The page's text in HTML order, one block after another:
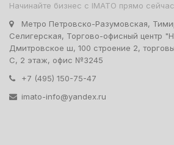
Начинайте бизнес с IMATO прямо
Метро Петровско-Разумовская,
Селигерская, Торгово-офисный центр
Дмитровское ш, 100 строение 2,
С, 2 этаж, офис №3245
+7 (495) 150-75-47
imato-info@yandex.ru